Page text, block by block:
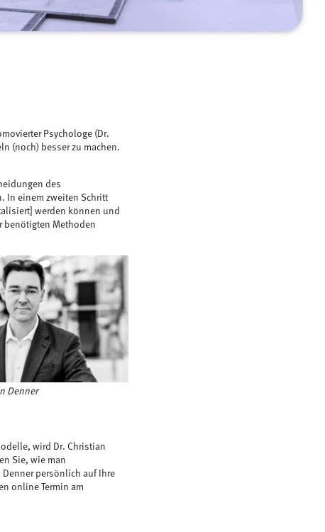
Psychologe (Dr.
(noch) besser zu machen.
des
In einem zweiten Schritt
werden können und
benötigten Methoden
Denner
wird Dr. Christian
Sie, wie man
persönlich auf Ihre
online Termin am